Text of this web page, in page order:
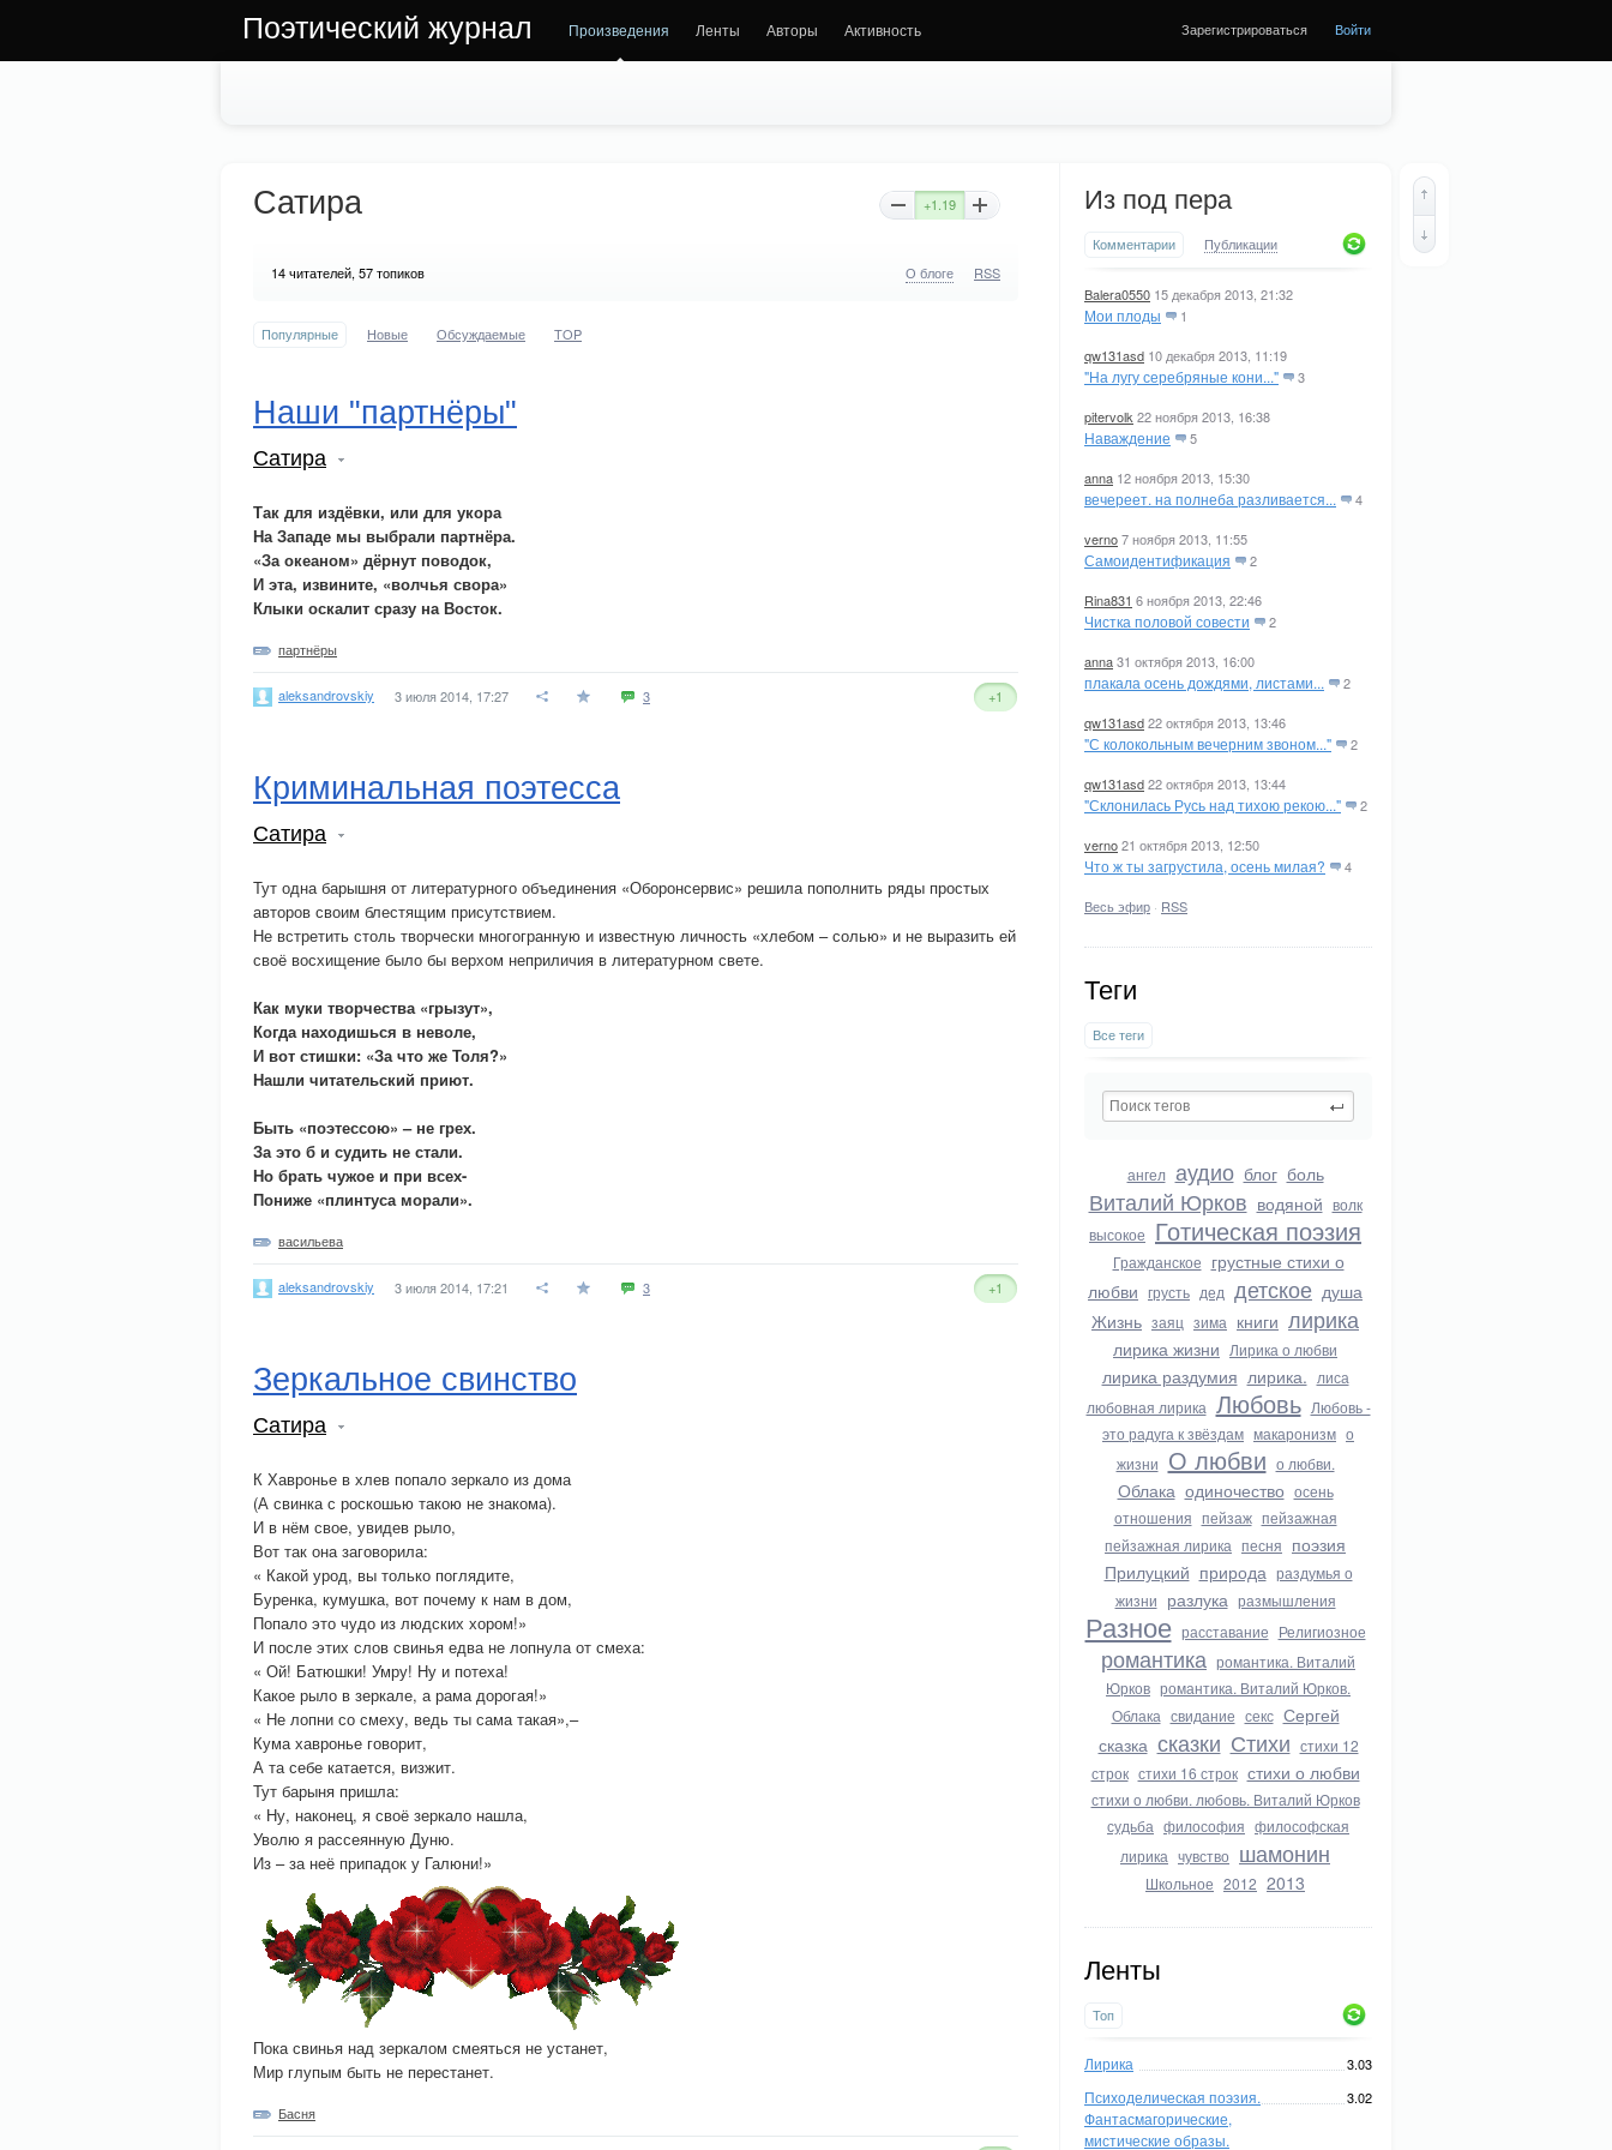
Поэтический журнал Произведения Ленты Авторы Активность Зарегистрироваться Войти
Из под пера
Комментарии Публикации
Balera0550 15 декабря 2013, 21:32
Мои плоды 1
qw131asd 10 декабря 2013, 11:19
"На лугу серебряные кони..." 3
pitervolk 22 ноября 2013, 16:38
Наваждение 5
anna 12 ноября 2013, 15:30
вечереет. на полнеба разливается... 4
verno7 ноября 2013, 11:55
Самоидентификация 2
Rina831 6 ноября 2013, 22:46
Чистка половой совести 2
anna31 октября 2013, 16:00
плакала осень дождями, листами... 2
qw131asd22 октября 2013, 13:46
"С колокольным вечерним звоном..." 2
qw131asd22 октября 2013, 13:44
"Склонилась Русь над тихою рекою..." 2
verno21 октября 2013, 12:50
Что ж ты загрустила, осень милая? 4
Весь эфир · RSS
Теги
Все теги
ангел аудио блог боль
Виталий Юрков водяной волк
высокое Готическая поэзия
Гражданское грустные стихи о
любви грусть дед детское душа
Жизнь заяц зима книги лирика
лирика жизни Лирика о любви
лирика раздумия лирика. лиса
любовная лирика Любовь Любовь -
это радуга к звёздам макаронизм о
жизни О любви о любви.
Облака одиночество осень
отношения пейзаж пейзажная
пейзажная лирика песня поэзия
Прилуцкий природа раздумья о
жизни разлука размышления
Разное расставание Религиозное
романтика романтика. Виталий
Юрков романтика. Виталий Юрков.
Облака свидание секс Сергей
сказка сказки Стихи стихи 12
строк стихи 16 строк стихи о любви
стихи о любви. любовь. Виталий Юрков
судьба философия философская
лирика чувство шамонин
Школьное 2012 2013
Ленты
Топ
Лирика 3.03
Психоделическая поэзия.
Фантасмагорические,
мистические образы.
3.02
Сатира +1.19
14читателей, 57 топиков О блоге RSS
Популярные Новые Обсуждаемые TOP
Наши "партнёры"
Сатира
Так для издёвки, или для укора
На Западе мы выбрали партнёра.
«За океаном» дёрнут поводок,
И эта, извините, «волчья свора»
Клыки оскалит сразу на Восток.
партнёры
aleksandrovskiy 3 июля 2014, 17:27 3 +1
Криминальная поэтесса
Сатира
Тут одна барышня от литературного объединения «Оборонсервис» решила пополнить ряды простых
авторов своим блестящим присутствием.
Не встретить столь творчески многогранную и известную личность «хлебом – солью» и не выразить ей
своё восхищение было бы верхом неприличия в литературном свете.
Как муки творчества «грызут»,
Когда находишься в неволе,
И вот стишки: «За что же Толя?»
Нашли читательский приют.
Быть «поэтессою» – не грех.
За это б и судить не стали.
Но брать чужое и при всех-
Пониже «плинтуса морали».
васильева
aleksandrovskiy 3 июля 2014, 17:21 3 +1
Зеркальное свинство
Сатира
К Хавронье в хлев попало зеркало из дома
(А свинка с роскошью такою не знакома).
И в нём свое, увидев рыло,
Вот так она заговорила:
« Какой урод, вы только поглядите,
Буренка, кумушка, вот почему к нам в дом,
Попало это чудо из людских хором!»
И после этих слов свинья едва не лопнула от смеха:
« Ой! Батюшки! Умру! Ну и потеха!
Какое рыло в зеркале, а рама дорогая!»
« Не лопни со смеху, ведь ты сама такая»,–
Кума хавронье говорит,
А та себе катается, визжит.
Тут барыня пришла:
« Ну, наконец, я своё зеркало нашла,
Уволю я рассеянную Дуню.
Из – за неё припадок у Галюни!»
Пока свинья над зеркалом смеяться не устанет,
Мир глупым быть не перестанет.
Басня